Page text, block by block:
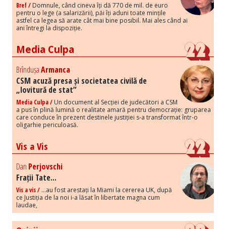
Bref / Domnule, când cineva îți dă 770 de mil. de euro
pentru o lege (a salarizării), păi îți aduni toate mințile
astfel ca legea să arate cât mai bine posibil. Mai ales când ai
ani întregi la dispoziție.
Media Culpa
BrîndușaArmanca
CSM acuză presa și societatea civilă de
„lovitură de stat”
Media Culpa / Un document al Secției de judecători a CSM
a pus în plină lumină o realitate amară pentru democrație: gruparea
care conduce în prezent destinele justiției s-a transformat într-o
oligarhie periculoasă.
Vis a Vis
Dan Perjovschi
Frații Tate...
Vis a vis / ...au fost arestați la Miami la cererea UK, după
ce Justiția de la noi i-a lăsat în libertate magna cum
laudae,